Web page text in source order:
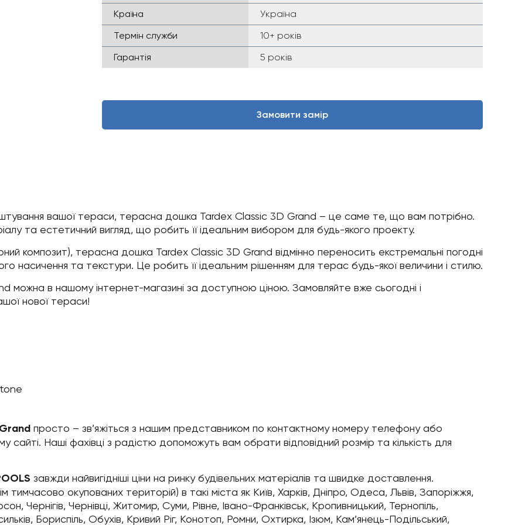
Країна
Україна
Термін служби
10+ років
Гарантія
5 років
Замовити замір
вашої тераси, терасна дошка Tardex Classic 3D Grand – це саме те, що вам потрібно.
та естетичний вигляд, що робить її ідеальним вибором для будь-якого проекту.
композит), терасна дошка Tardex Classic 3D Grand відмінно переносить екстремальні погодні
насичення та текстури. Це робить її ідеальним рішенням для терас будь-якої величини і стилю.
можна в нашому інтернет-магазині за доступною ціною. Замовляйте вже сьогодні і
нової тераси!
просто – зв’яжіться з нашим представником по контактному номеру телефону або
сайті. Наші фахівці з радістю допоможуть вам обрати відповідний розмір та кількість для
завжди найвигідніші ціни на ринку будівельних матеріалів та швидке доставлення.
тимчасово окупованих територій) в такі міста як Київ, Харків, Дніпро, Одеса, Львів, Запоріжжя,
Чернігів, Чернівці, Житомир, Суми, Рівне, Івано-Франківськ, Кропивницький, Тернопіль,
Бориспіль, Обухів, Кривий Ріг, Конотоп, Ромни, Охтирка, Ізюм, Кам’янець-Подільський,